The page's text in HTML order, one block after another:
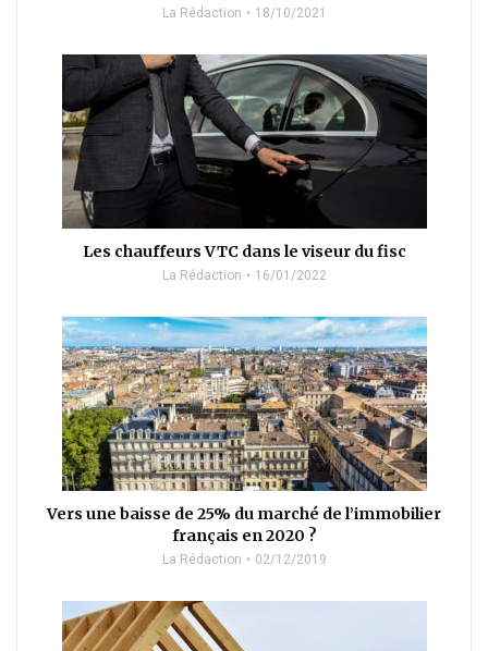
La Rédaction 18/10/2021
Les chauffeurs VTC dans le viseur du fisc
La Rédaction 16/01/2022
Vers une baisse de 25% du marché de l’immobilier
français en 2020 ?
La Rédaction 02/12/2019